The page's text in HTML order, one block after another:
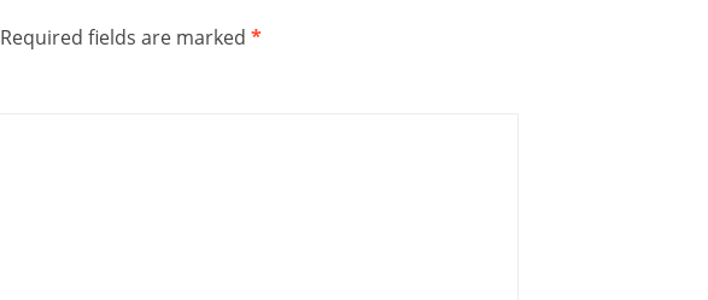
Required fields are marked *